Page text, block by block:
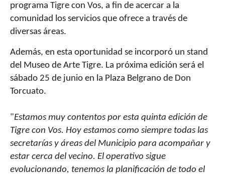
programa Tigre con Vos, a fin de acercar a la
comunidad los servicios que ofrece a través de
diversas áreas.
Además, en esta oportunidad se incorporó un stand
del Museo de Arte Tigre. La próxima edición será el
sábado 25 de junio en la Plaza Belgrano de Don
Torcuato.
"Estamos muy contentos por esta quinta edición de
Tigre con Vos. Hoy estamos como siempre todas las
secretarías y áreas del Municipio para acompañar y
estar cerca del vecino. El operativo sigue
evolucionando, tenemos la planificación de todo el